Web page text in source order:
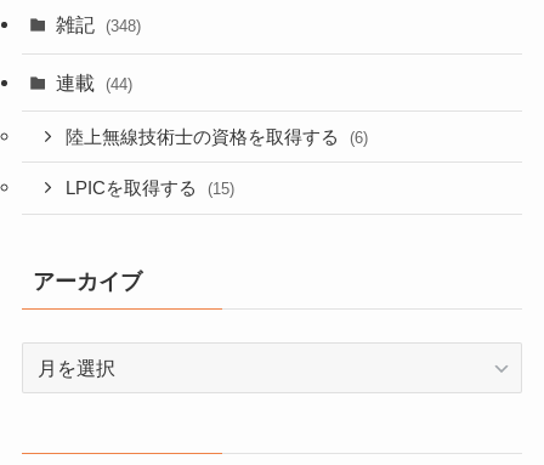
雑記 (348)
連載 (44)
陸上無線技術士の資格を取得する (6)
LPICを取得する (15)
アーカイブ